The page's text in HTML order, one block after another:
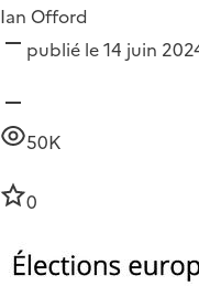
Ian Offord
publié le 14 juin
50K
0